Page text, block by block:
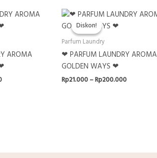
AROMA
Rentang
Diskon!
Diskon!
Parfum Laundry
❤ PARFUM LAUNDRY AROMA
GOLDEN WAYS ❤
Rp21.000–Rp200.000Rentang